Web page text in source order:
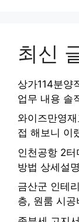
최신
상가114분양
업무 내용 솔
와이즈만영
접 해보니 이
인천공항 2
방법 상세설
금산군 인테
층, 원룸 시